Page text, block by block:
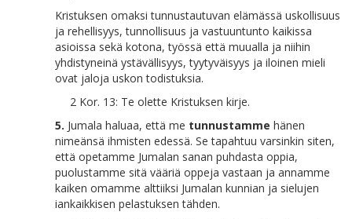
Kristuksen omaksi tunnustautuvan elämässä uskollisuus
ja rehellisyys, tunnollisuus ja vastuuntunto kaikissa
asioissa sekä kotona, työssä että muualla ja niihin
yhdistyneinä ystävällisyys, tyytyväisyys ja iloinen mieli
ovat jaloja uskon todistuksia.
2 Kor. 13: Te olette Kristuksen kirje.
5. Jumala haluaa, että me tunnustamme hänen
nimeänsä ihmisten edessä. Se tapahtuu varsinkin siten,
että opetamme Jumalan sanan puhdasta oppia,
puolustamme sitä vääriä oppeja vastaan ja annamme
kaiken omamme alttiiksi Jumalan kunnian ja sielujen
iankaikkisen pelastuksen tähden.